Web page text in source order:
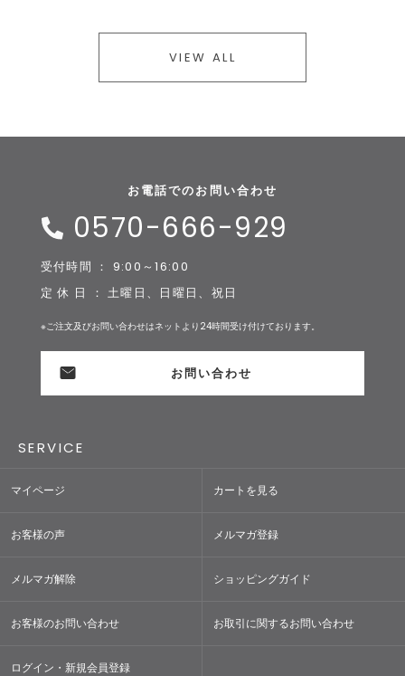
VIEW ALL
お電話でのお問い合わせ
0570-666-929
受付時間 ： 9:00～16:00
定 休 日 ： 土曜日、日曜日、祝日
※ご注文及びお問い合わせはネットより24時間受け付けております。
お問い合わせ
SERVICE
マイページ カートを見る
お客様の声 メルマガ登録
メルマガ解除 ショッピングガイド
お客様のお問い合わせ お取引に関するお問い合わせ
ログイン・新規会員登録